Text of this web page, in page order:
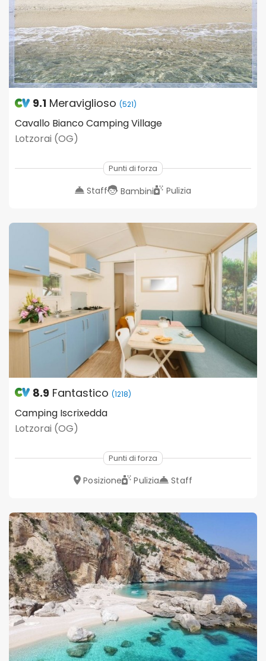
9.1 Meraviglioso (521)
Cavallo Bianco Camping Village
Lotzorai (OG)
Punti di forza
Staff Bambini Pulizia
8.9 Fantastico (1218)
Camping Iscrixedda
Lotzorai (OG)
Punti di forza
Posizione Pulizia Staff